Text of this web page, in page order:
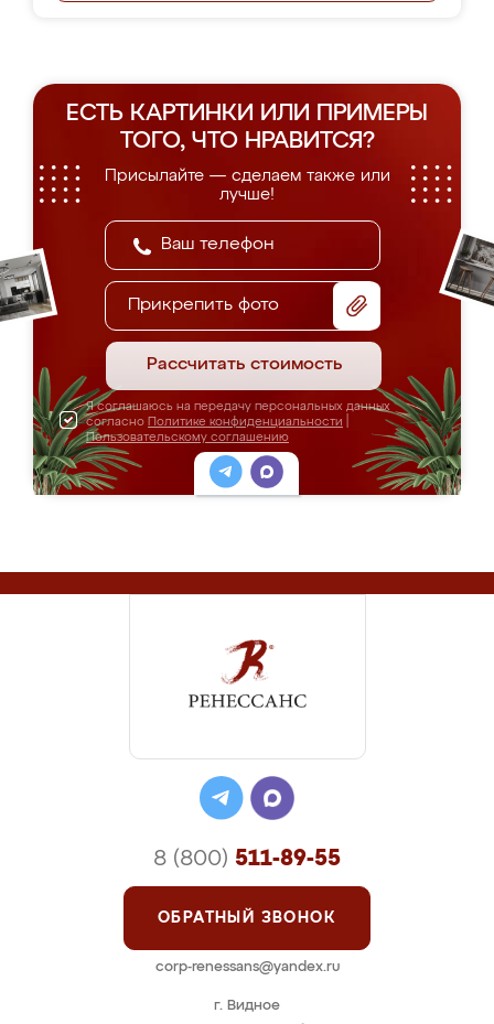
ЕСТЬ КАРТИНКИ ИЛИ ПРИМЕРЫ
ТОГО, ЧТО НРАВИТСЯ?
Присылайте — сделаем также или
лучше!
Прикрепить фото
Рассчитать стоимость
Я соглашаюсь на передачу персональных данных
согласно Политике конфиденциальности
Пользовательскому соглашению
г. Видное
8 (800) 511-89-55
ОБРАТНЫЙ ЗВОНОК
corp-renessans@yandex.ru